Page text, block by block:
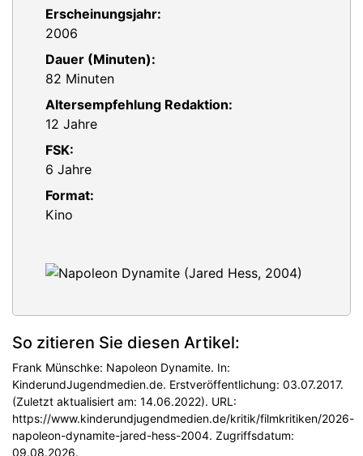
Erscheinungsjahr:
2006
Dauer (Minuten):
82 Minuten
Altersempfehlung Redaktion:
12 Jahre
FSK:
6 Jahre
Format:
Kino
So zitieren Sie diesen Artikel:
Frank Münschke: Napoleon Dynamite. In:
KinderundJugendmedien.de. Erstveröffentlichung: 03.07.2017.
(Zuletzt aktualisiert am: 14.06.2022). URL:
https://www.kinderundjugendmedien.de/kritik/filmkritiken/2026-
napoleon-dynamite-jared-hess-2004. Zugriffsdatum:
09.08.2026.